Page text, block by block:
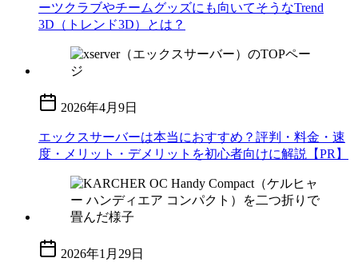
ーツクラブやチームグッズにも向いてそうなTrend
3D（トレンド3D）とは？
2026年4月9日
エックスサーバーは本当におすすめ？評判・料金・速
度・メリット・デメリットを初心者向けに解説【PR】
2026年1月29日